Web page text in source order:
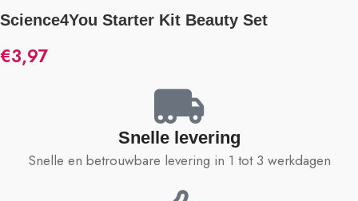
Science4You Starter Kit Beauty Set
€3,97
Snelle levering
Snelle en betrouwbare levering in 1 tot 3 werkdagen